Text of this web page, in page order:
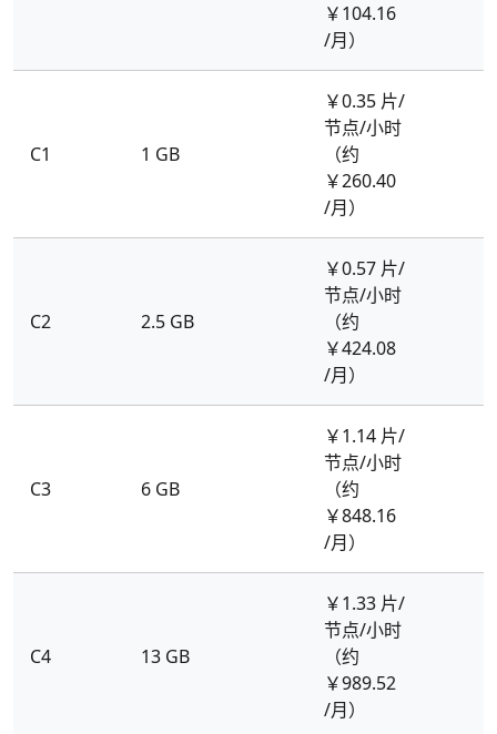
￥104.16
/月）
C1 1 GB
￥0.35 片/
节点/小时
（约
￥260.40
/月）
C2 2.5 GB
￥0.57 片/
节点/小时
（约
￥424.08
/月）
C3 6 GB
￥1.14 片/
节点/小时
（约
￥848.16
/月）
C4 13 GB
￥1.33 片/
节点/小时
（约
￥989.52
/月）